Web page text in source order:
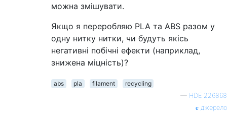
можна змішувати.
Якщо я переробляю PLA та ABS разом у
одну нитку нитки, чи будуть якісь
негативні побічні ефекти (наприклад,
знижена міцність)?
abs pla filament
recycling
— HDE 226868
джерело